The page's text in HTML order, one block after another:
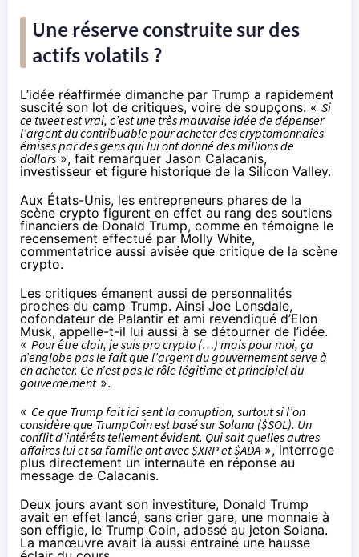
Une réserve construite sur des
actifs volatils ?
L’idée réaffirmée dimanche par Trump a rapidement
suscité son lot de critiques, voire de soupçons. « Si
ce tweet est vrai, c’est une très mauvaise idée de dépenser
l’argent du contribuable pour acheter des cryptomonnaies
émises par des gens qui lui ont donné des millions de
dollars », fait remarquer Jason Calacanis,
investisseur et figure historique de la Silicon Valley.
Aux États-Unis, les entrepreneurs phares de la
scène crypto figurent en effet au rang des soutiens
financiers de Donald Trump, comme en témoigne le
recensement effectué par Molly White,
commentatrice aussi avisée que critique de la scène
crypto.
Les critiques émanent aussi de personnalités
proches du camp Trump. Ainsi Joe Lonsdale,
cofondateur de Palantir et ami revendiqué d’Elon
Musk, appelle-t-il lui aussi à se détourner de l’idée.
« Pour être clair, je suis pro crypto (…) mais pour moi, ça
n’englobe pas le fait que l’argent du gouvernement serve à
en acheter. Ce n’est pas le rôle légitime et principiel du
gouvernement».
« Ce que Trump fait ici sent la corruption, surtout si l’on
considère que TrumpCoin est basé sur Solana ($SOL). Un
conflit d’intérêts tellement évident. Qui sait quelles autres
affaires lui et sa famille ont avec $XRP et $ADA », interroge
plus directement un internaute en réponse au
message de Calacanis.
Deux jours avant son investiture, Donald Trump
avait en effet lancé, sans crier gare, une monnaie à
son effigie, le Trump Coin, adossé au jeton Solana.
La manœuvre avait là aussi entrainé une hausse